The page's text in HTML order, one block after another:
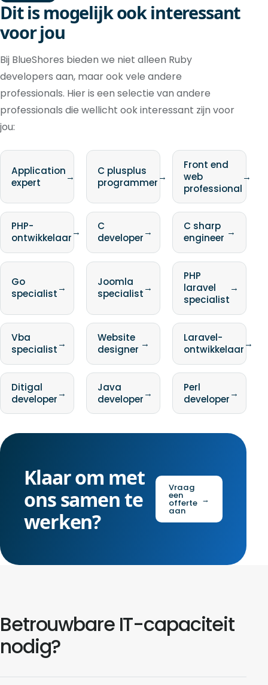
Dit is mogelijk ook interessant
voor jou
Bij BlueShores bieden we niet alleen Ruby
developers aan, maar ook vele andere
professionals. Hier is een selectie van andere
professionals die wellicht ook interessant zijn voor
jou:
Application
expert
→
C plusplus
programmer→
Front end
web
professional
→
PHP-
ontwikkelaar→
C
developer→
C sharp
engineer →
Go
specialist→
Joomla
specialist→
PHP
laravel
specialist
→
Vba
specialist→
Website
designer →
Laravel-
ontwikkelaar→
Ditigal
developer→
Java
developer→
Perl
developer→
Klaar om met
ons samen te
werken?
Vraag
een
offerte
aan
→
Betrouwbare IT-capaciteit
nodig?